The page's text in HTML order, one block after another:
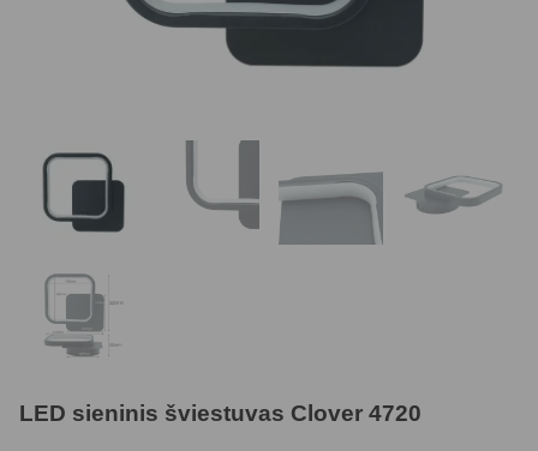
LED sieninis šviestuvas Clover 4720